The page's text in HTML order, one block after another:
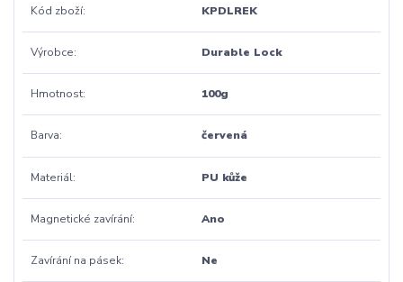
Kód zboží KPDLREK
Výrobce Durable Lock
Hmotnost 100g
Barva červená
Materiál PU kůže
Magnetické zavírání Ano
Zavírání na pásek Ne